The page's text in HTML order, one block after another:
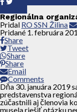
Regionálna
Pridal RO SSN Žilina
Pridané 1. februára
Share
Tweet
Share
Share
Email
Comments
Dňa 30. januára 2019
predstavenstva
zúčastnili aj členovia
musela riešiť otázku